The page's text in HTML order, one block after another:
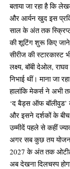
बताया जा रहा है कि
और आर्यन खुद इस
साल के अंत तक
की शूटिंग शुरू किए जाने
सीरीज की स्टारकास्ट
लक्ष्य, बॉबी देओल,
निभाई थीं। माना जा
हालांकि मेकर्स ने अभी
‘द बैड्स ऑफ बॉलीवुड’
और इसने दर्शकों के
उम्मीदें पहले से कहीं
अगर सब कुछ तय
2027 के अंत तक
अब देखना दिलचस्प